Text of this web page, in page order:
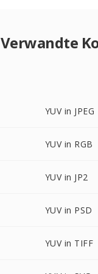
Verwandte
YUV in JPEG
YUV in RGB
YUV in JP2
YUV in PSD
YUV in TIFF